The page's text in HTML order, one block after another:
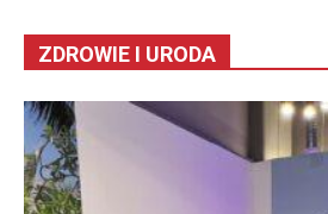
ZDROWIE I URODA